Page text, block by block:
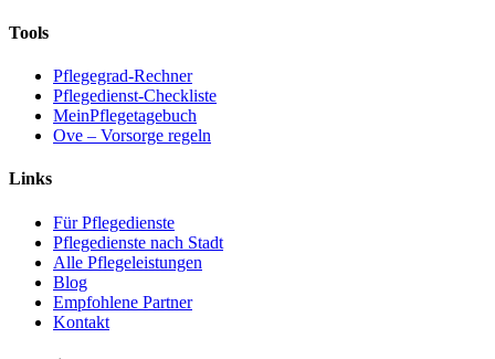
Tools
Pflegegrad-Rechner
Pflegedienst-Checkliste
MeinPflegetagebuch
Ove – Vorsorge regeln
Links
Für Pflegedienste
Pflegedienste nach Stadt
Alle Pflegeleistungen
Blog
Empfohlene Partner
Kontakt